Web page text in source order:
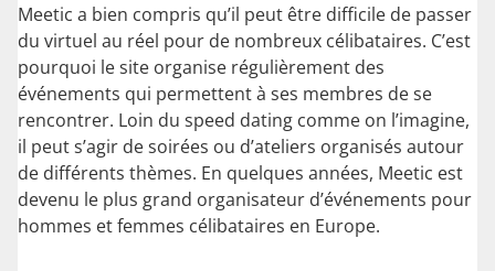
Meetic a bien compris qu’il peut être difficile de passer
du virtuel au réel pour de nombreux célibataires. C’est
pourquoi le site organise régulièrement des
événements qui permettent à ses membres de se
rencontrer. Loin du speed dating comme on l’imagine,
il peut s’agir de soirées ou d’ateliers organisés autour
de différents thèmes. En quelques années, Meetic est
devenu le plus grand organisateur d’événements pour
hommes et femmes célibataires en Europe.